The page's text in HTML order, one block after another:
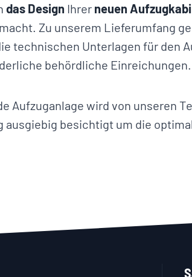
das Design Ihrer neuen
Zu unserem Lieferumfang
technischen Unterlagen für den
behördliche Einreichungen.
Aufzuganlage wird von unseren
ausgiebig besichtigt um die